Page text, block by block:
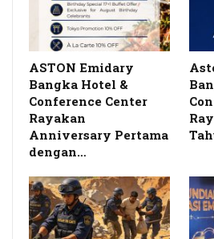
ASTON Emidary
Bangka Hotel &
Conference Center
Rayakan
Anniversary Pertama
dengan…